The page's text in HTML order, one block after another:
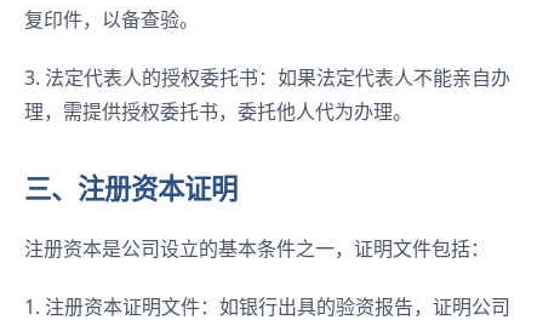
复印件，以备查验。
3. 法定代表人的授权委托书：如果法定代表人不能亲自办
理，需提供授权委托书，委托他人代为办理。
三、注册资本证明
注册资本是公司设立的基本条件之一，证明文件包括：
1. 注册资本证明文件：如银行出具的验资报告，证明公司